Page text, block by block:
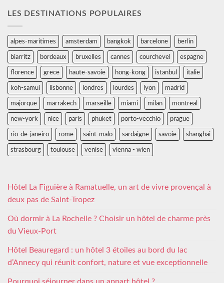
LES DESTINATIONS POPULAIRES
alpes-maritimes amsterdam bangkok barcelone berlin
biarritz bordeaux bruxelles cannes courchevel espagne
florence grece haute-savoie hong-kong istanbul italie
koh-samui lisbonne londres lourdes lyon madrid
majorque marrakech marseille miami milan montreal
new-york nice paris phuket porto-vecchio prague
rio-de-janeiro rome saint-malo sardaigne savoie shanghai
strasbourg toulouse venise vienna - wien
Hôtel La Figuière à Ramatuelle, un art de vivre provençal à
deux pas de Saint-Tropez
Où dormir à La Rochelle ? Choisir un hôtel de charme près
du Vieux-Port
Hôtel Beauregard : un hôtel 3 étoiles au bord du lac
d’Annecy qui réunit confort, nature et vue exceptionnelle